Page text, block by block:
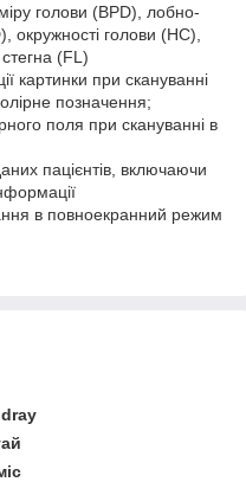
голови (BPD), лобно-
окружності голови (HC),
(FL)
картинки при скануванні
позначення;
поля при скануванні в
пацієнтів, включаючи
в повноекранний режим